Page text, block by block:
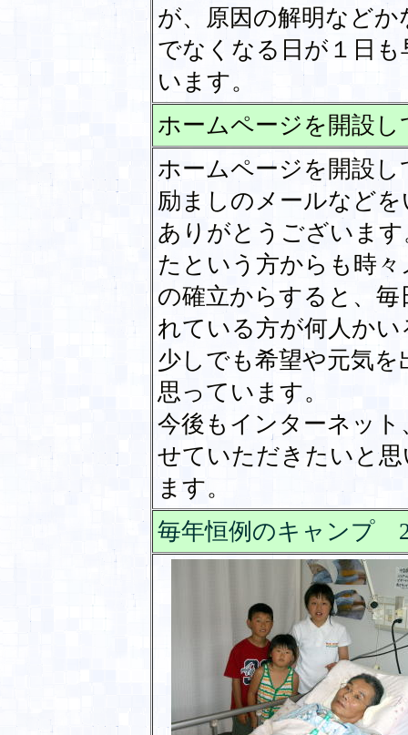
が、原因の解明など
でなくなる日が１日
います。
ホームページを開設し
ホームページを開設
励ましのメールなど
ありがとうございま
たという方からも時
の確立からすると、
れている方が何人か
少しでも希望や元気
思っています。
今後もインターネッ
せていただきたいと
ます。
毎年恒例のキャンプ